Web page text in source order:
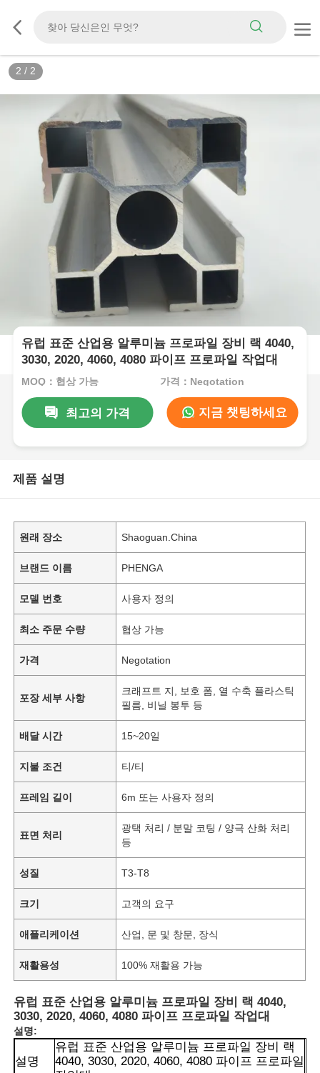
2 / 2
유럽 표준 산업용 알루미늄 프로파일 장비 랙 4040,
3030, 2020, 4060, 4080 파이프 프로파일 작업대
MOQ：협상 가능 가격：Negotation
최고의 가격 지금 챗팅하세요
제품 설명
원래 장소 Shaoguan.China
브랜드 이름 PHENGA
모델 번호 사용자 정의
최소 주문 수량 협상 가능
가격 Negotation
포장 세부 사항
크래프트 지, 보호 폼, 열 수축 플라스틱
필름, 비닐 봉투 등
배달 시간 15~20일
지불 조건 티/티
프레임 길이 6m 또는 사용자 정의
표면 처리
광택 처리 / 분말 코팅 / 양극 산화 처리
등
성질 T3-T8
크기 고객의 요구
애플리케이션 산업, 문 및 창문, 장식
재활용성 100% 재활용 가능
유럽 표준 산업용 알루미늄 프로파일 장비 랙 4040,
3030, 2020, 4060, 4080 파이프 프로파일 작업대
설명:
설명
유럽 ​​표준 산업용 알루미늄 프로파일 장비 랙
4040, 3030, 2020, 4060, 4080 파이프 프로파일